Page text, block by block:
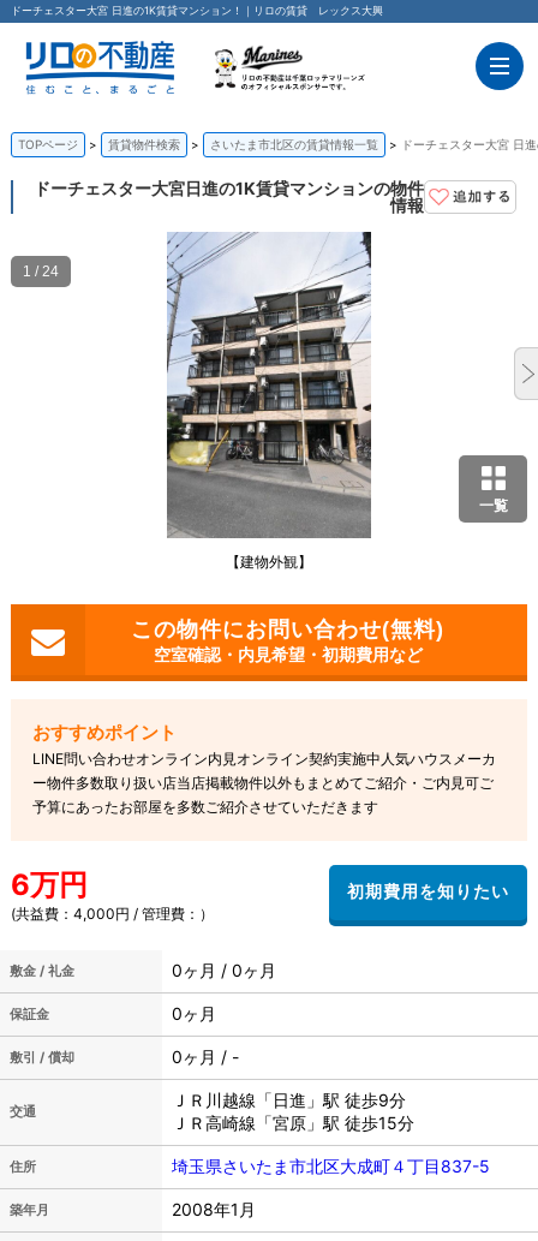
ドーチェスター大宮 日進の1K賃貸マンション！｜リロの賃貸 レックス大興
TOPページ 賃貸物件検索 さいたま市北区の賃貸情報一覧 ドーチェスター大宮 日
ドーチェスター大宮日進の1K賃貸マンションの物件
情報
一覧
【建物外観】
1 / 24
空室確認・内見希望・初期費用など
LINE問い合わせオンライン内見オンライン契約実施中人気ハウスメーカ
ー物件多数取り扱い店当店掲載物件以外もまとめてご紹介・ご内見可ご
予算にあったお部屋を多数ご紹介させていただきます
6万円
(共益費：4,000円 / 管理費：）
敷金 / 礼金 0ヶ月 / 0ヶ月
保証金 0ヶ月
敷引 / 償却 0ヶ月 / -
交通
ＪＲ川越線「日進」駅 徒歩9分
ＪＲ高崎線「宮原」駅 徒歩15分
住所 埼玉県さいたま市北区大成町４丁目837-5
築年月 2008年1月